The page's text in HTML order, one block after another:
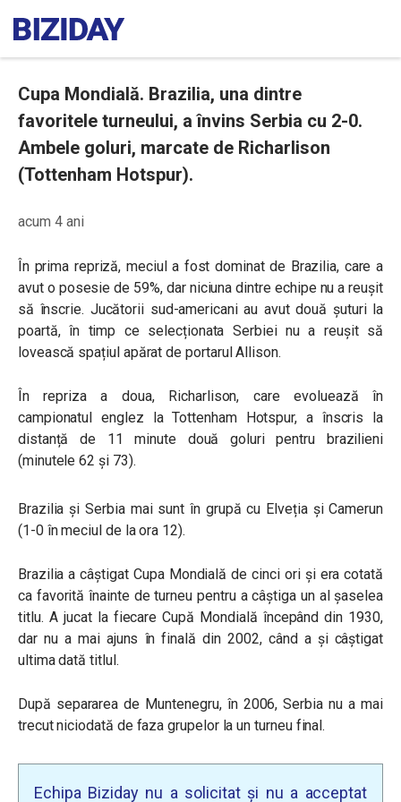
Cupa Mondială. Brazilia, una dintre
favoritele turneului, a învins Serbia cu 2-0.
Ambele goluri, marcate de Richarlison
(Tottenham Hotspur).
acum 4 ani
În prima repriză, meciul a fost dominat de Brazilia, care a
avut o posesie de 59%, dar niciuna dintre echipe nu a reușit
să înscrie. Jucătorii sud-americani au avut două șuturi la
poartă, în timp ce selecționata Serbiei nu a reușit să
lovească spațiul apărat de portarul Allison.
În repriza a doua, Richarlison, care evoluează în
campionatul englez la Tottenham Hotspur, a înscris la
distanță de 11 minute două goluri pentru brazilieni
(minutele 62 și 73).
Brazilia și Serbia mai sunt în grupă cu Elveția și Camerun
(1-0 în meciul de la ora 12).
Brazilia a câștigat Cupa Mondială de cinci ori și era cotată
ca favorită înainte de turneu pentru a câștiga un al șaselea
titlu. A jucat la fiecare Cupă Mondială începând din 1930,
dar nu a mai ajuns în finală din 2002, când a și câștigat
ultima dată titlul.
După separarea de Muntenegru, în 2006, Serbia nu a mai
trecut niciodată de faza grupelor la un turneu final.
Echipa Biziday nu a solicitat și nu a acceptat